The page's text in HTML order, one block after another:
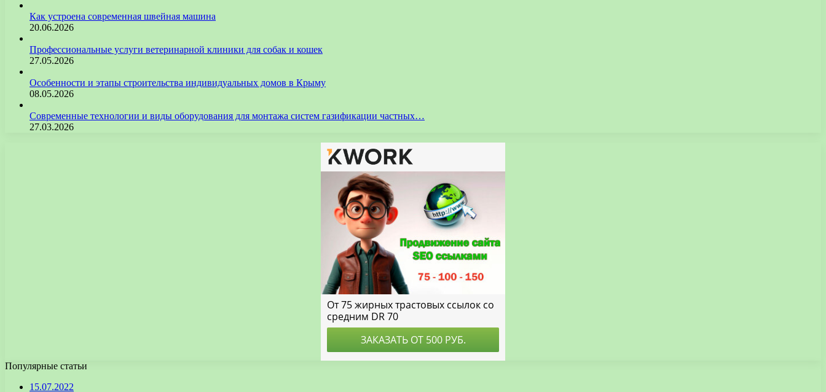
Как устроена современная швейная машина
20.06.2026
Профессиональные услуги ветеринарной клиники для собак и кошек
27.05.2026
Особенности и этапы строительства индивидуальных домов в Крыму
08.05.2026
Современные технологии и виды оборудования для монтажа систем газификации частных…
27.03.2026
Популярные статьи
15.07.2022